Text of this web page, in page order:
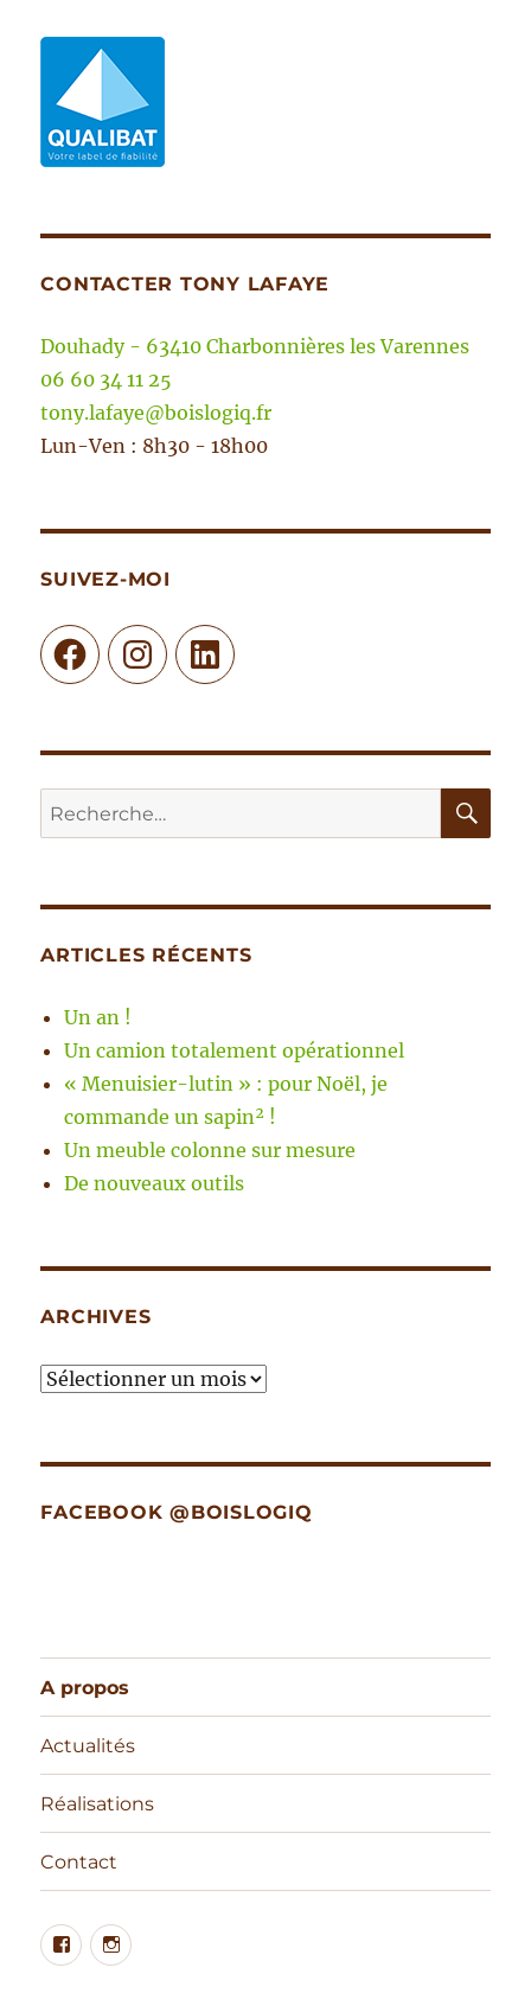
CONTACTER TONY LAFAYE
Douhady - 63410 Charbonnières les Varennes
06 60 34 11 25
tony.lafaye@boislogiq.fr
Lun-Ven : 8h30 - 18h00
SUIVEZ-MOI
FacebookInstagramLinkedIn
Recherche
pour :
ARTICLES RÉCENTS
Un an !
Un camion totalement opérationnel
« Menuisier-lutin » : pour Noël, je
commande un sapin² !
Un meuble colonne sur mesure
De nouveaux outils
ARCHIVES
Archives
FACEBOOK @BOISLOGIQ
A propos
Actualités
Réalisations
Contact
FacebookInstagram